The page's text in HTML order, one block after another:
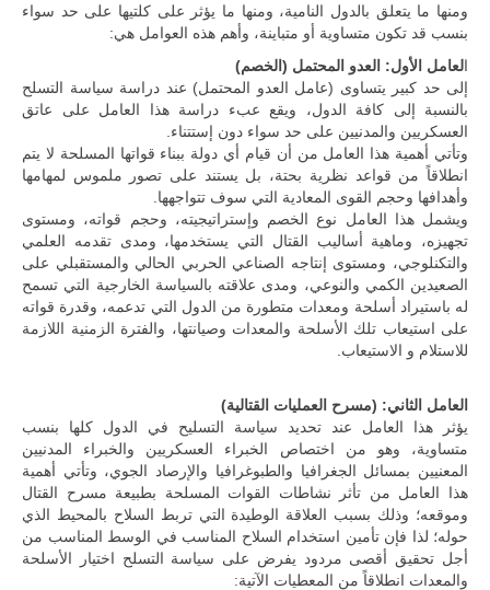
ومنها ما يتعلق بالدول النامية، ومنها ما يؤثر على كلتيها على حد سواء
بنسب قد تكون متساوية أو متباينة، وأهم هذه العوامل هي:
العامل الأول: العدو المحتمل (الخصم)
إلى حد كبير يتساوى (عامل العدو المحتمل) عند دراسة سياسة التسلح
بالنسبة إلى كافة الدول، ويقع عبء دراسة هذا العامل على عاتق
العسكريين والمدنيين على حد سواء دون إستتناء.
وتأتي أهمية هذا العامل من أن قيام أي دولة ببناء قواتها المسلحة لا يتم
انطلاقاً من قواعد نظرية بحتة، بل يستند على تصور ملموس لمهامها
وأهدافها وحجم القوى المعادية التي سوف تتواجهها.
ويشمل هذا العامل نوع الخصم وإستراتيجيته، وحجم قواته، ومستوى
تجهيزه، وماهية أساليب القتال التي يستخدمها، ومدى تقدمه العلمي
والتكنلوجي، ومستوى إنتاجه الصناعي الحربي الحالي والمستقبلي على
الصعيدين الكمي والنوعي، ومدى علاقته بالسياسة الخارجية التي تسمح
له باستيراد أسلحة ومعدات متطورة من الدول التي تدعمه، وقدرة قواته
على استيعاب تلك الأسلحة والمعدات وصيانتها، والفترة الزمنية اللازمة
للاستلام و الاستيعاب.
العامل الثاني: (مسرح العمليات القتالية)
يؤثر هذا العامل عند تحديد سياسة التسليح في الدول كلها بنسب
متساوية، وهو من اختصاص الخبراء العسكريين والخبراء المدنيين
المعنيين بمسائل الجغرافيا والطبوغرافيا والإرصاد الجوي، وتأتي أهمية
هذا العامل من تأثر نشاطات القوات المسلحة بطبيعة مسرح القتال
وموقعه؛ وذلك بسبب العلاقة الوطيدة التي تربط السلاح بالمحيط الذي
حوله؛ لذا فإن تأمين استخدام السلاح المناسب في الوسط المناسب من
أجل تحقيق أقصى مردود يفرض على سياسة التسلح اختيار الأسلحة
والمعدات انطلاقاً من المعطيات الآتية: